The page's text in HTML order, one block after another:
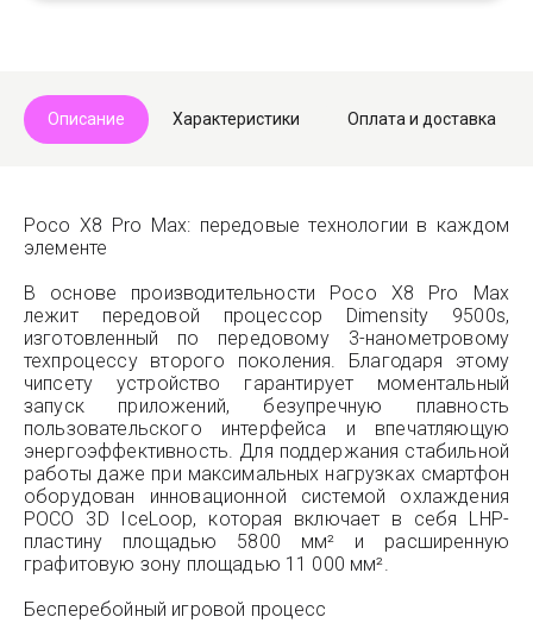
Описание Характеристики Оплата и доставка
Poco X8 Pro Max: передовые технологии в каждом
элементе
В основе производительности Poco X8 Pro Max
лежит передовой процессор Dimensity 9500s,
изготовленный по передовому 3-нанометровому
техпроцессу второго поколения. Благодаря этому
чипсету устройство гарантирует моментальный
запуск приложений, безупречную плавность
пользовательского интерфейса и впечатляющую
энергоэффективность. Для поддержания стабильной
работы даже при максимальных нагрузках смартфон
оборудован инновационной системой охлаждения
POCO 3D IceLoop, которая включает в себя LHP-
пластину площадью 5800 мм² и расширенную
графитовую зону площадью 11 000 мм².
Бесперебойный игровой процесс